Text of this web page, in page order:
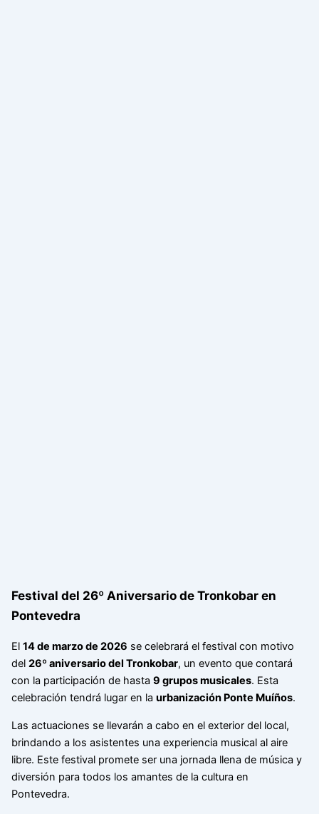
Festival del 26º Aniversario de Tronkobar en
Pontevedra
El 14 de marzo de 2026 se celebrará el festival con motivo
del 26º aniversario del Tronkobar, un evento que contará
con la participación de hasta 9 grupos musicales. Esta
celebración tendrá lugar en la urbanización Ponte Muíños.
Las actuaciones se llevarán a cabo en el exterior del local,
brindando a los asistentes una experiencia musical al aire
libre. Este festival promete ser una jornada llena de música y
diversión para todos los amantes de la cultura en
Pontevedra.